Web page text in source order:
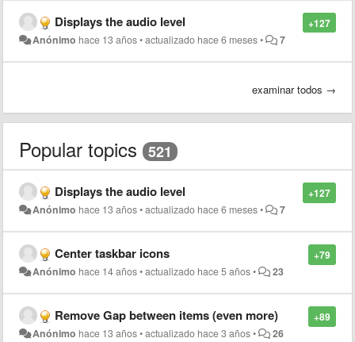
+127
Displays the audio level
Anónimo hace 13 años•actualizado hace 6 meses• 7
examinar todos →
Popular topics 521
+127
Displays the audio level
Anónimo hace 13 años•actualizado hace 6 meses• 7
+79
Center taskbar icons
Anónimo hace 14 años•actualizado hace 5 años• 23
+89
Remove Gap between items (even more)
Anónimo hace 13 años•actualizado hace 3 años• 26